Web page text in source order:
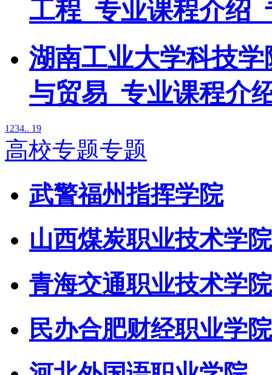
工程_专业课程介绍
湖南工业大学科技
与贸易_专业课程介
1 234.. 19
高校专题专题
武警福州指挥学院
山西煤炭职业技术学院
青海交通职业技术学院
民办合肥财经职业学院